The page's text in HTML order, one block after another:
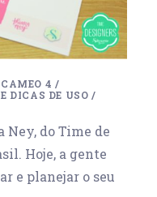
4 /
DICAS DE USO /
Ney, do Time de
Hoje, a gente
e planejar o seu